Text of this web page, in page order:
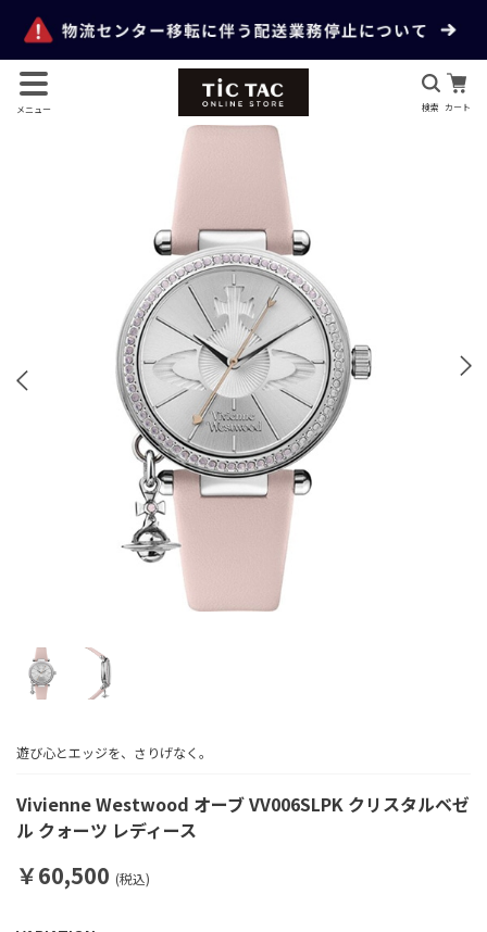
メニュー 検索 カート
Vivienne Westwood オーブ VV006SLPK クリスタルベゼ
ル クォーツ レディース
遊び心とエッジを、さりげなく。
￥60,500 (税込)